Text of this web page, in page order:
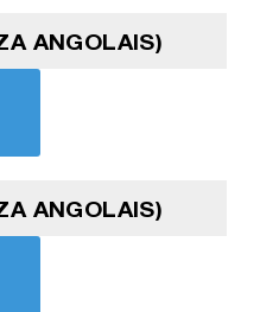
ANGOLAIS)
ANGOLAIS)